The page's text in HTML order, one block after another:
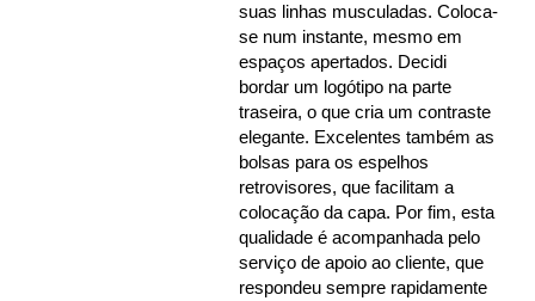
suas linhas musculadas. Coloca-
se num instante, mesmo em
espaços apertados. Decidi
bordar um logótipo na parte
traseira, o que cria um contraste
elegante. Excelentes também as
bolsas para os espelhos
retrovisores, que facilitam a
colocação da capa. Por fim, esta
qualidade é acompanhada pelo
serviço de apoio ao cliente, que
respondeu sempre rapidamente